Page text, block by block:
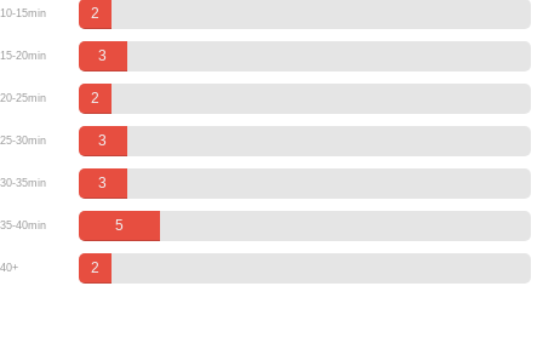
10-15min 2
15-20min 3
20-25min 2
25-30min 3
30-35min 3
35-40min 5
40+ 2